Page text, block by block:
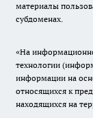
материалы
субдоменах.
«На
технологии
информации на
относящихся к
находящихся на